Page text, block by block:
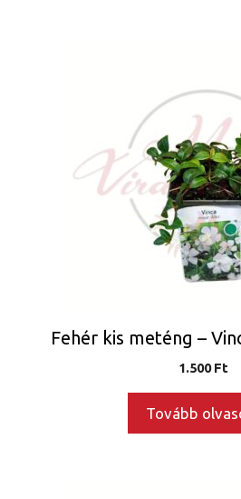
Fehér kis meténg –
1.500Ft
Tovább